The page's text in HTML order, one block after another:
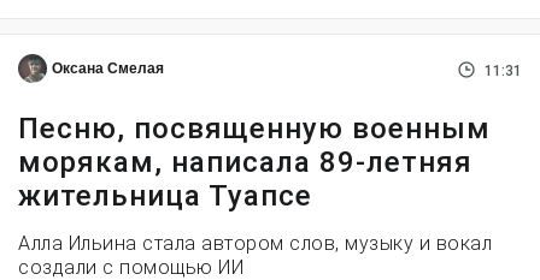
Оксана Смелая 11:31
Песню, посвященную военным
морякам, написала 89-летняя
жительница Туапсе
Алла Ильина стала автором слов, музыку и вокал
создали с помощью ИИ